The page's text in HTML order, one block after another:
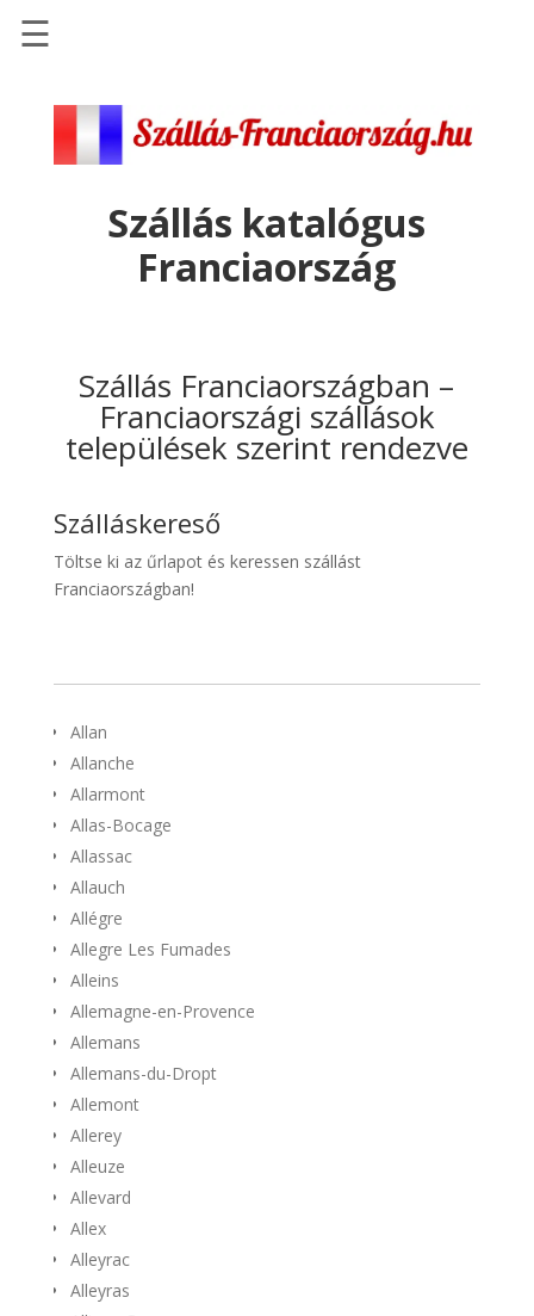
Szállások
Repülőjegy
pénzvisszatérítéssel
Discover
Cars
Transzfer
Taxi
☰
Szállás katalógus
Franciaország
Szállás Franciaországban –
Franciaországi szállások
települések szerint rendezve
Szálláskereső
Töltse ki az űrlapot és keressen szállást
Franciaországban!
Allan
Allanche
Allarmont
Allas-Bocage
Allassac
Allauch
Allégre
Allegre Les Fumades
Alleins
Allemagne-en-Provence
Allemans
Allemans-du-Dropt
Allemont
Allerey
Alleuze
Allevard
Allex
Alleyrac
Alleyras